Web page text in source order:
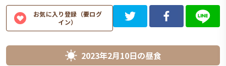
お気に入り登録（要ログ
イン）
2023年2月10日の昼食